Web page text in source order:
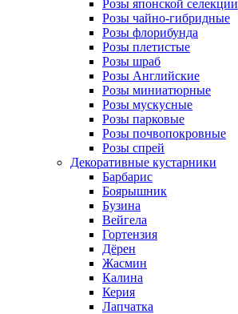
Розы японской селекции
Розы чайно-гибридные
Розы флорибунда
Розы плетистые
Розы шраб
Розы Английские
Розы миниатюрные
Розы мускусные
Розы парковые
Розы почвопокровные
Розы спрей
Декоративные кустарники
Барбарис
Боярышник
Бузина
Вейгела
Гортензия
Дёрен
Жасмин
Калина
Керия
Лапчатка